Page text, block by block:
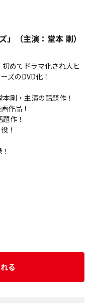
（主演：堂本 剛）
めてドラマ化され大ヒ
ズのDVD化！
剛・主演の話題作！
作品！
作！
！
る